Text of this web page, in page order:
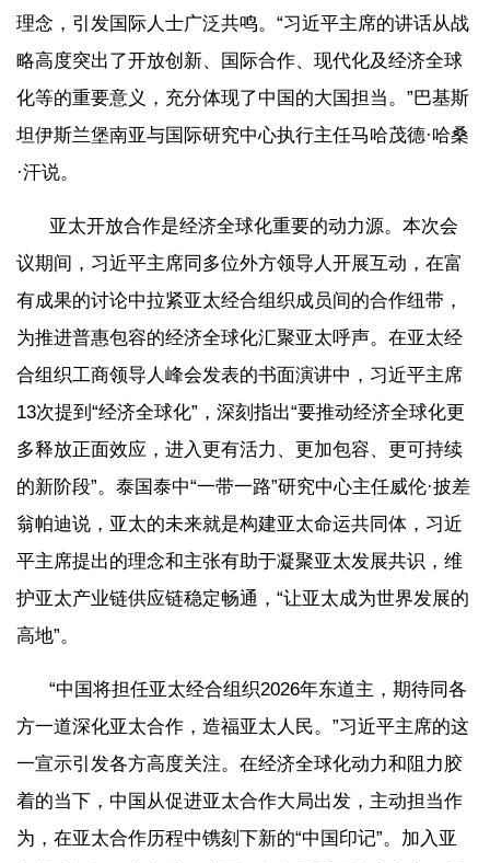
理念，引发国际人士广泛共鸣。“习近平主席的讲话从战
略高度突出了开放创新、国际合作、现代化及经济全球
化等的重要意义，充分体现了中国的大国担当。”巴基斯
坦伊斯兰堡南亚与国际研究中心执行主任马哈茂德·哈桑
·汗说。
亚太开放合作是经济全球化重要的动力源。本次会
议期间，习近平主席同多位外方领导人开展互动，在富
有成果的讨论中拉紧亚太经合组织成员间的合作纽带，
为推进普惠包容的经济全球化汇聚亚太呼声。在亚太经
合组织工商领导人峰会发表的书面演讲中，习近平主席
13次提到“经济全球化”，深刻指出“要推动经济全球化更
多释放正面效应，进入更有活力、更加包容、更可持续
的新阶段”。泰国泰中“一带一路”研究中心主任威伦·披差
翁帕迪说，亚太的未来就是构建亚太命运共同体，习近
平主席提出的理念和主张有助于凝聚亚太发展共识，维
护亚太产业链供应链稳定畅通，“让亚太成为世界发展的
高地”。
“中国将担任亚太经合组织2026年东道主，期待同各
方一道深化亚太合作，造福亚太人民。”习近平主席的这
一宣示引发各方高度关注。在经济全球化动力和阻力胶
着的当下，中国从促进亚太合作大局出发，主动担当作
为，在亚太合作历程中镌刻下新的“中国印记”。加入亚